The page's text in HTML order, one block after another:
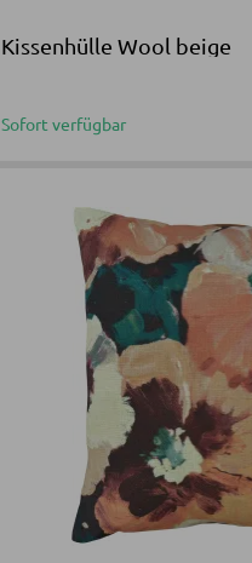
Kissenhülle Wool beige
Sofort verfügbar